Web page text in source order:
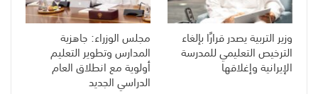
وزير التربية يصدر قرارًا بإلغاء
الترخيص التعليمي للمدرسة
الإيرانية وإغلاقها
مجلس الوزراء: جاهزية
المدارس وتطوير التعليم
أولوية مع انطلاق العام
الدراسي الجديد